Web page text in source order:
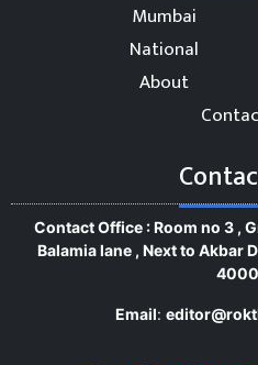
Mumbai
National
About
Contact Office : Room no 3 ,
Balamia lane , Next to Akbar
Email: